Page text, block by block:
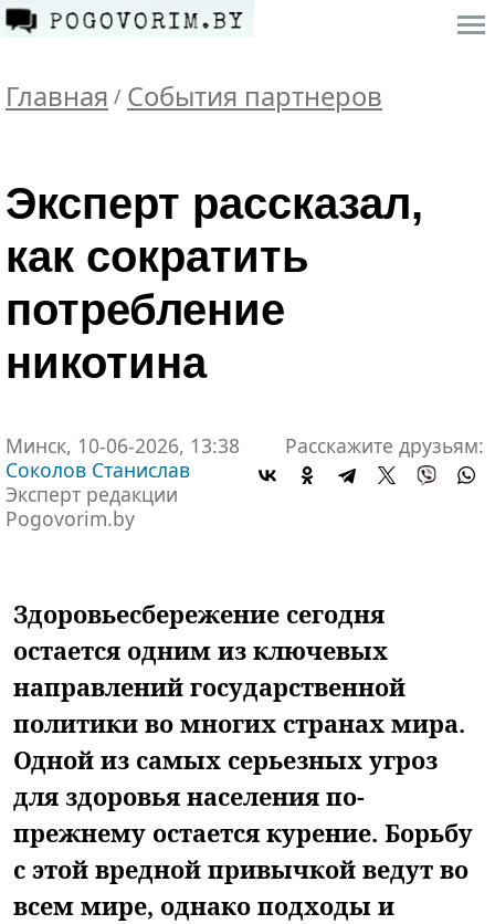
Главная / События партнеров
Эксперт рассказал,
как сократить
потребление
никотина
Минск, 10-06-2026, 13:38
Соколов Станислав
Эксперт редакции
Pogovorim.by
Расскажите друзьям:
Здоровьесбережение сегодня
остается одним из ключевых
направлений государственной
политики во многих странах мира.
Одной из самых серьезных угроз
для здоровья населения по-
прежнему остается курение. Борьбу
с этой вредной привычкой ведут во
всем мире, однако подходы и